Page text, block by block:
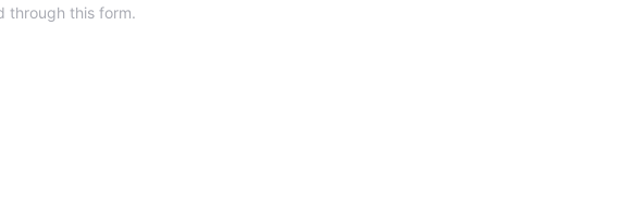
through this form.